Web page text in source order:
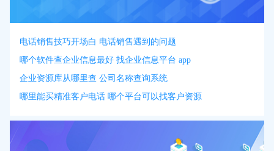
电话销售技巧开场白 电话销售遇到的问题
哪个软件查企业信息最好 找企业信息平台 app
企业资源库从哪里查 公司名称查询系统
哪里能买精准客户电话 哪个平台可以找客户资源